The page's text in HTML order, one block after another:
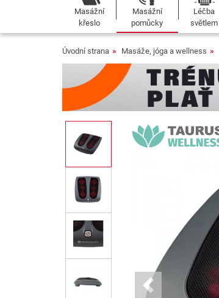
Masážní
křeslo
Masážní
pomůcky
Léčba
světlem
Úvodní strana Masáže, jóga a wellness
Previous